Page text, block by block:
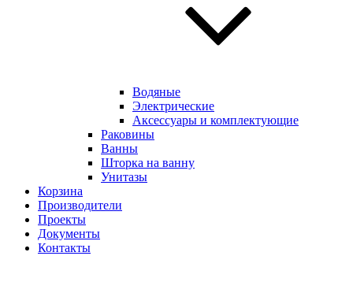
Водяные
Электрические
Аксессуары и комплектующие
Раковины
Ванны
Шторка на ванну
Унитазы
Корзина
Производители
Проекты
Документы
Контакты